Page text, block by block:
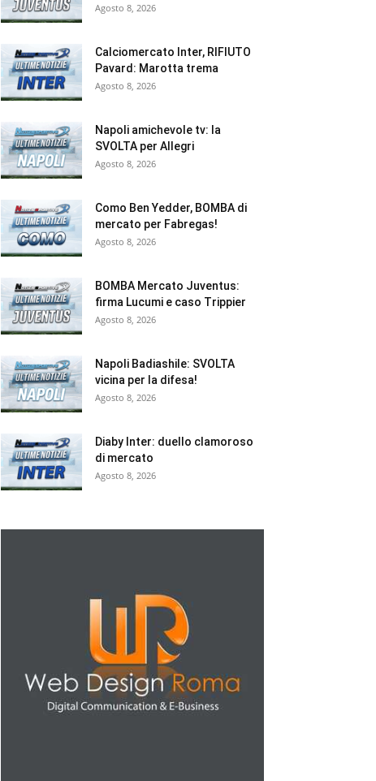
Agosto 8, 2026
Calciomercato Inter, RIFIUTO
Pavard: Marotta trema
Agosto 8, 2026
Napoli amichevole tv: la
SVOLTA per Allegri
Agosto 8, 2026
Como Ben Yedder, BOMBA di
mercato per Fabregas!
Agosto 8, 2026
BOMBA Mercato Juventus:
firma Lucumi e caso Trippier
Agosto 8, 2026
Napoli Badiashile: SVOLTA
vicina per la difesa!
Agosto 8, 2026
Diaby Inter: duello clamoroso
di mercato
Agosto 8, 2026